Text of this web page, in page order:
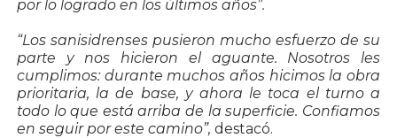
por lo logrado en los últimos años”.
“Los sanisidrenses pusieron mucho esfuerzo de su
parte y nos hicieron el aguante. Nosotros les
cumplimos: durante muchos años hicimos la obra
prioritaria, la de base, y ahora le toca el turno a
todo lo que está arriba de la superficie. Confiamos
en seguir por este camino”, destacó.